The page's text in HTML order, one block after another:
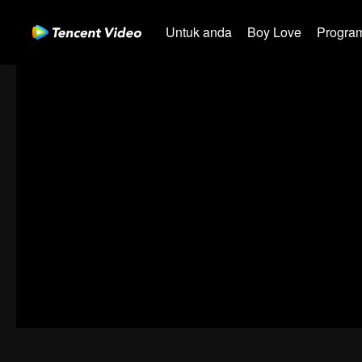
Untuk anda Boy Love